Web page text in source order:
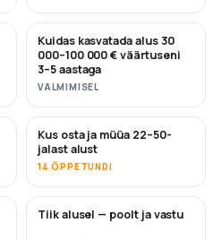
UUS
Kuidas kasvatada alus 30
000–100 000 € väärtuseni
3–5 aastaga
VALMIMISEL
TULEMAS
Kus osta ja müüa 22–50-
jalast alust
14 ÕPPETUNDI
TULEMAS
Tiik alusel — poolt ja vastu